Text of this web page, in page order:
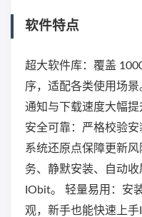
软件特点
超大软件库：覆盖
序，适配各类使用场景
通知与下载速度大幅提
安全可靠：严格校验安
系统还原点保障更新
务、静默安装、自动
IObit。 轻量易用：安
观，新手也能快速上